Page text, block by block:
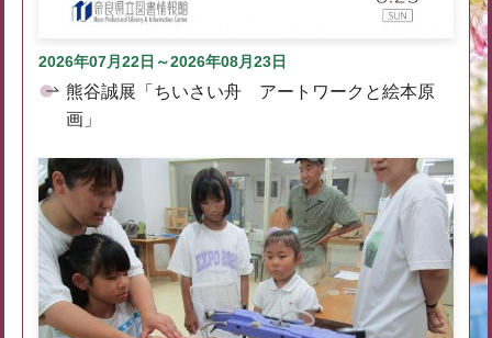
2026年07月22日～2026年08月23日
熊谷誠展「ちいさい舟 アートワークと絵本原
画」